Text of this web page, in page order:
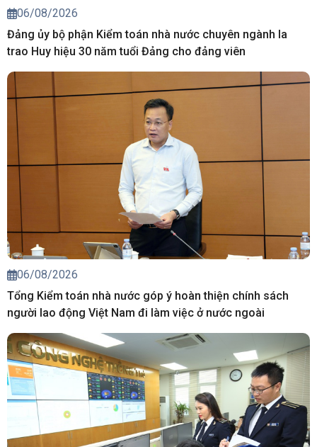
06/08/2026
Đảng ủy bộ phận Kiểm toán nhà nước chuyên ngành Ia
trao Huy hiệu 30 năm tuổi Đảng cho đảng viên
06/08/2026
Tổng Kiểm toán nhà nước góp ý hoàn thiện chính sách
người lao động Việt Nam đi làm việc ở nước ngoài